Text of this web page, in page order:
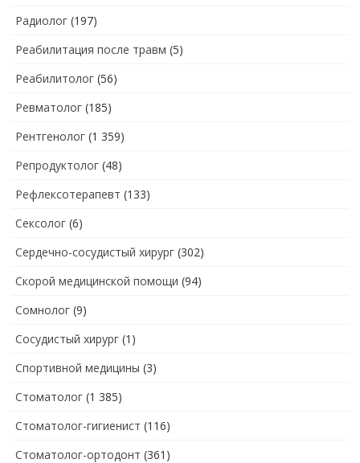
Радиолог (197)
Реабилитация после травм (5)
Реабилитолог (56)
Ревматолог (185)
Рентгенолог (1 359)
Репродуктолог (48)
Рефлексотерапевт (133)
Сексолог (6)
Сердечно-сосудистый хирург (302)
Скорой медицинской помощи (94)
Сомнолог (9)
Сосудистый хирург (1)
Спортивной медицины (3)
Стоматолог (1 385)
Стоматолог-гигиенист (116)
Стоматолог-ортодонт (361)